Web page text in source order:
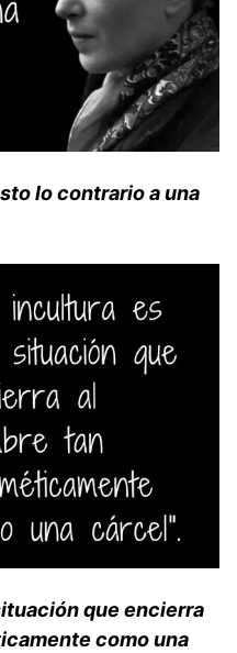
lo contrario a una
que encierra
como una